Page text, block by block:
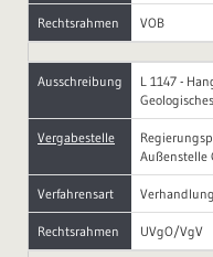
Rechtsrahmen VOB
Ausschreibung
L 1147 -
Vergabestelle
Außenstelle
Verfahrensart
Rechtsrahmen UVgO/VgV